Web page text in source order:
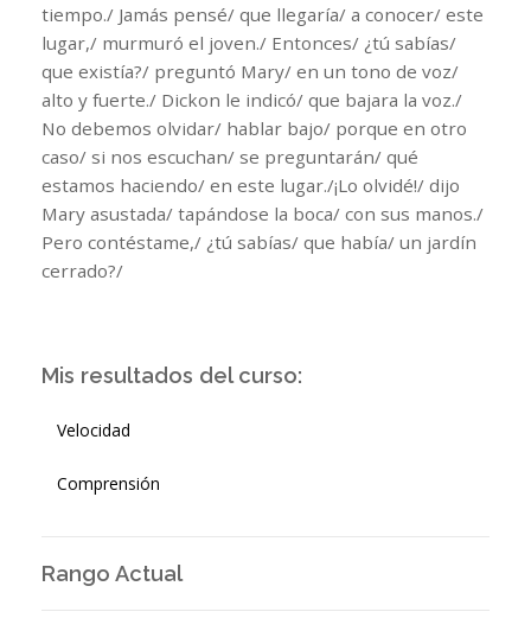
tiempo./ Jamás pensé/ que llegaría/ a conocer/ este
lugar,/ murmuró el joven./ Entonces/ ¿tú sabías/
que existía?/ preguntó Mary/ en un tono de voz/
alto y fuerte./ Dickon le indicó/ que bajara la voz./
No debemos olvidar/ hablar bajo/ porque en otro
caso/ si nos escuchan/ se preguntarán/ qué
estamos haciendo/ en este lugar./¡Lo olvidé!/ dijo
Mary asustada/ tapándose la boca/ con sus manos./
Pero contéstame,/ ¿tú sabías/ que había/ un jardín
cerrado?/
Mis resultados del curso:
Velocidad
Comprensión
Rango Actual